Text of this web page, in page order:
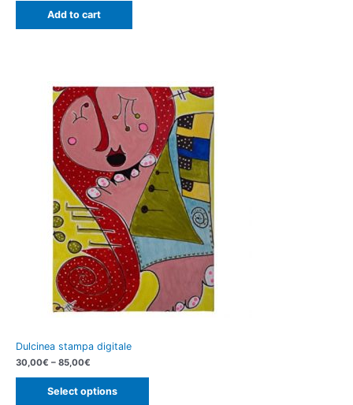
Add to cart
Dulcinea stampa digitale
30,00€ – 85,00€
Select options